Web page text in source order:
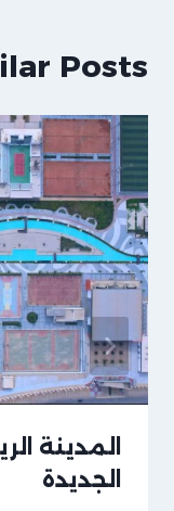
Posts
المدينة
الجديدة